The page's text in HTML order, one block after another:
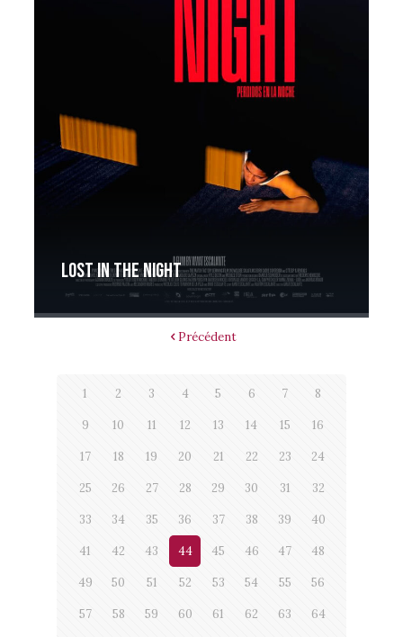
Lost in the night
Précédent
1 2 3 4 5 6 7 8
9 10 11 12 13 14 15 16
17 18 19 20 21 22 23 24
25 26 27 28 29 30 31 32
33 34 35 36 37 38 39 40
41 42 43 44 45 46 47 48
49 50 51 52 53 54 55 56
57 58 59 60 61 62 63 64